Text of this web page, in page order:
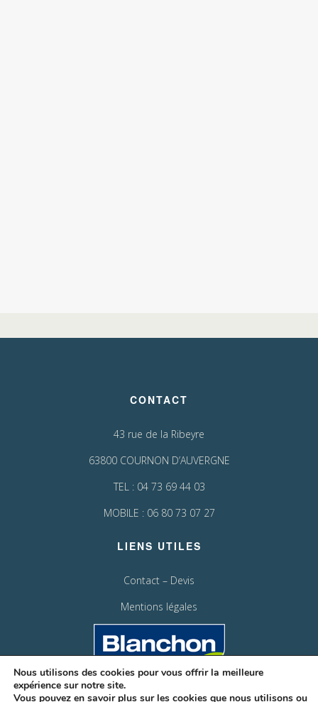
CONTACT
43 rue de la Ribeyre
63800 COURNON D’AUVERGNE
TEL : 04 73 69 44 03
MOBILE : 06 80 73 07 27
LIENS UTILES
Contact – Devis
Mentions légales
Nous utilisons des cookies pour vous offrir la meilleure
expérience sur notre site.
Vous pouvez en savoir plus sur les cookies que nous utilisons ou